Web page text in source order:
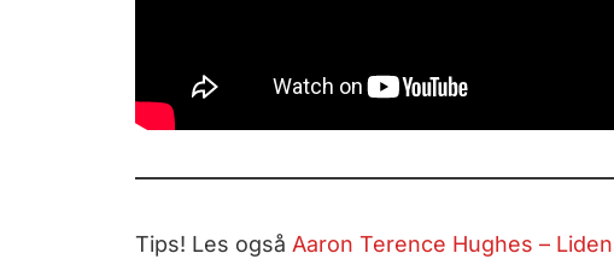
Tips! Les også Aaron Terence Hughes –